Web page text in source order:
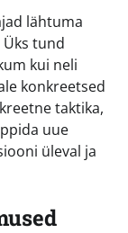
lähtuma
tund
kui neli
konkreetsed
taktika,
uue
üleval ja